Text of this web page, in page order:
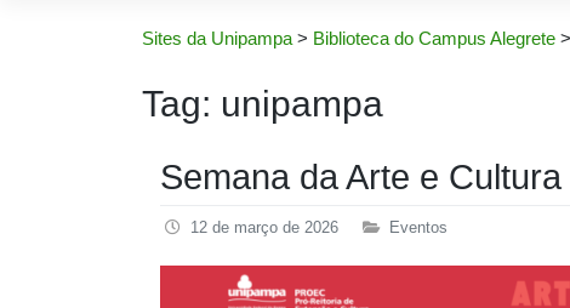
Sites da Unipampa> Biblioteca do Campus Alegrete >
Tag: unipampa
Semana da Arte e
12 de março de 2026 Eventos